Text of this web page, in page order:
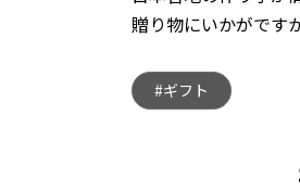
贈り物にいかがです
#ギフト